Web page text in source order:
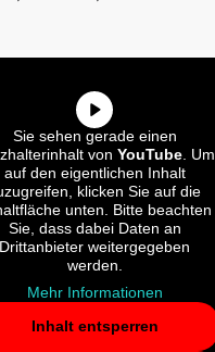
Sie sehen gerade einen
von YouTube. Um
auf den eigentlichen Inhalt
klicken Sie auf die
unten. Bitte beachten
Sie, dass dabei Daten an
Drittanbieter weitergegeben
werden.
Mehr Informationen
Inhalt entsperren